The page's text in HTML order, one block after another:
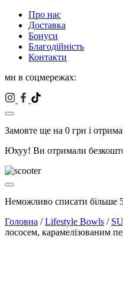
Про нас
Доставка
Бонуси
Благодійність
Контакти
ми в соцмережах:
Замовте ще на 0 грн і
Юхуу! Ви отримали
Неможливо списати більше
Головна /Lifestyle Bowls /
лососем, карамелізованим